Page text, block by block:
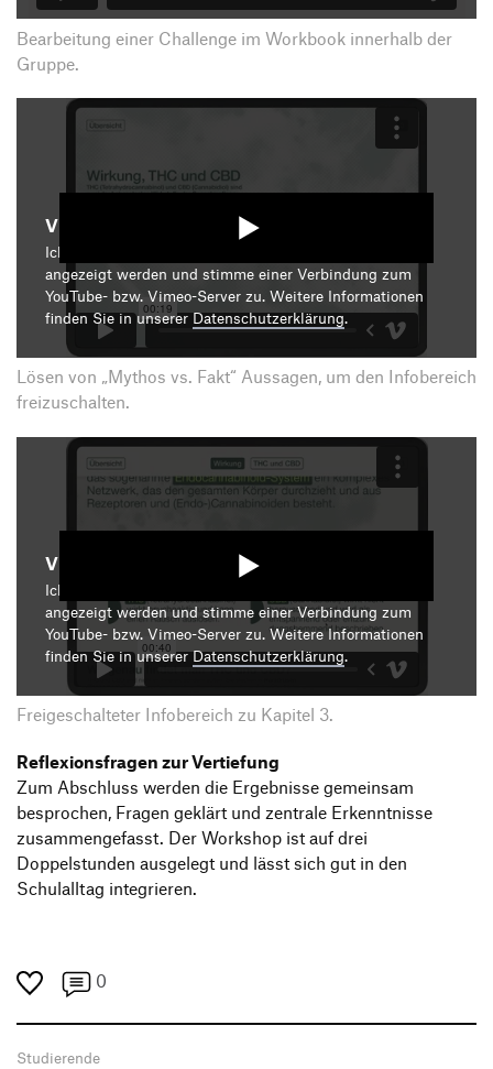
Bearbeitung einer Challenge im Workbook innerhalb der
Gruppe.
Video starten
Ich bin damit einverstanden, dass mir die Medieninhalte
angezeigt werden und stimme einer Verbindung zum
YouTube- bzw. Vimeo-Server zu. Weitere Informationen
finden Sie in unsererDatenschutzerklärung.
Lösen von „Mythos vs. Fakt“ Aussagen, um den Infobereich
freizuschalten.
Video starten
Ich bin damit einverstanden, dass mir die Medieninhalte
angezeigt werden und stimme einer Verbindung zum
YouTube- bzw. Vimeo-Server zu. Weitere Informationen
finden Sie in unsererDatenschutzerklärung.
Freigeschalteter Infobereich zu Kapitel 3.
Reflexionsfragen zur Vertiefung
Zum Abschluss werden die Ergebnisse gemeinsam
besprochen, Fragen geklärt und zentrale Erkenntnisse
zusammengefasst. Der Workshop ist auf drei
Doppelstunden ausgelegt und lässt sich gut in den
Schulalltag integrieren.
0
Studierende